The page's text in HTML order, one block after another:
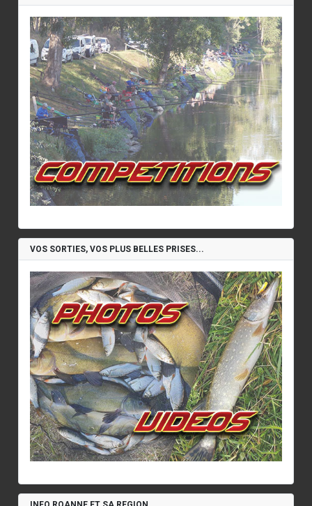
VOS SORTIES, VOS PLUS BELLES PRISES...